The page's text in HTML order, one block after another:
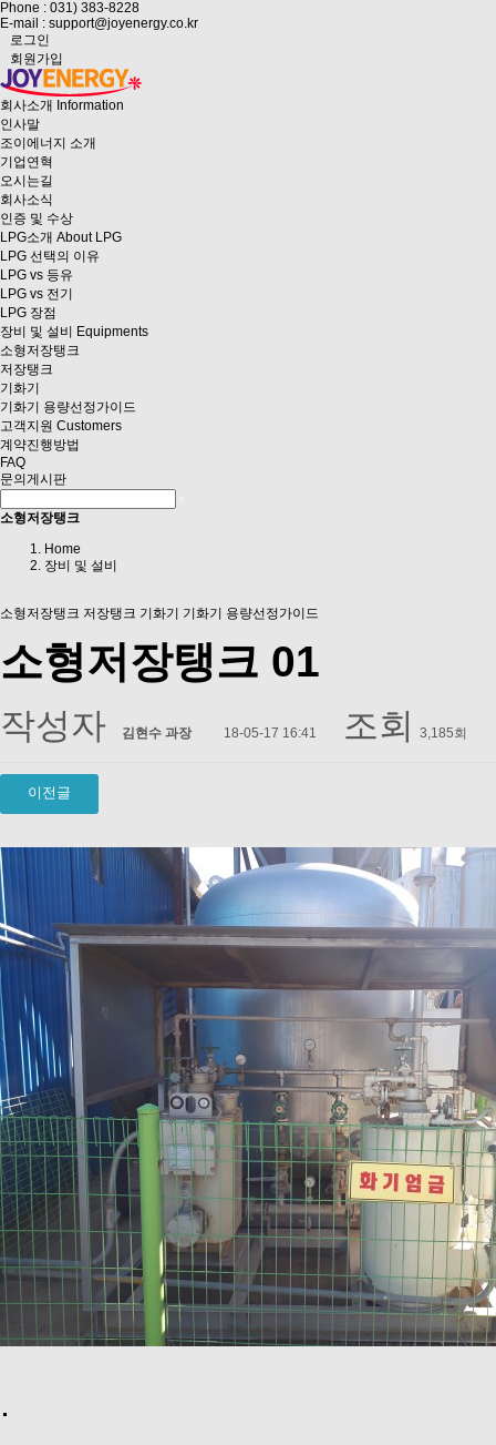
Phone : 031) 383-8228
E-mail : support@joyenergy.co.kr
로그인
회원가입
회사소개 Information
인사말
조이에너지 소개
기업연혁
오시는길
회사소식
인증 및 수상
LPG소개 About LPG
LPG 선택의 이유
LPG vs 등유
LPG vs 전기
LPG 장점
장비 및 설비
Equipments
소형저장탱크
저장탱크
기화기
기화기 용량선정가이드
고객지원 Customers
계약진행방법
FAQ
문의게시판
소형저장탱크
Home
장비 및 설비
소형저장탱크 저장탱크 기화기 기화기 용량선정가이드
소형저장탱크 01
작성자 김현수 과장 18-05-17 16:41 조회 3,185회
이전글
.